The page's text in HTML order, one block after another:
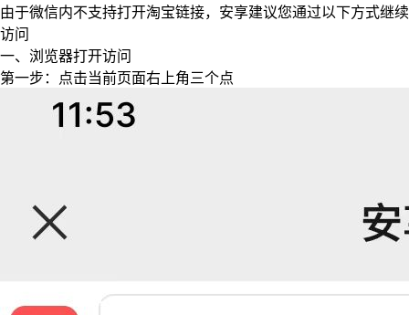
由于微信内不支持打开淘宝链接，安享建议您通过以下方式继续
访问
一、浏览器打开访问
第一步：点击当前页面右上角三个点